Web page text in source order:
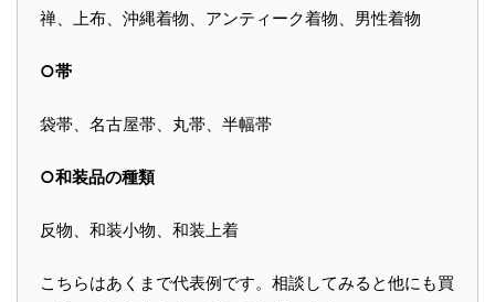
禅、上布、沖縄着物、アンティーク着物、男性着物
○帯
袋帯、名古屋帯、丸帯、半幅帯
○和装品の種類
反物、和装小物、和装上着
こちらはあくまで代表例です。相談してみると他にも買